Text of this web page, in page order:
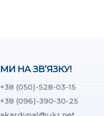
МИ НА ЗВ’ЯЗКУ!
+38 (050)-528-03-15
+38 (096)-390-30-25